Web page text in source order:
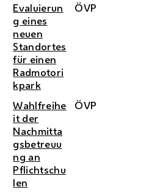
Evaluierun
g eines
neuen
Standortes
für einen
Radmotori
kpark
ÖVP
Wahlfreihe
it der
Nachmitta
gsbetreuu
ng an
Pflichtschu
len
ÖVP